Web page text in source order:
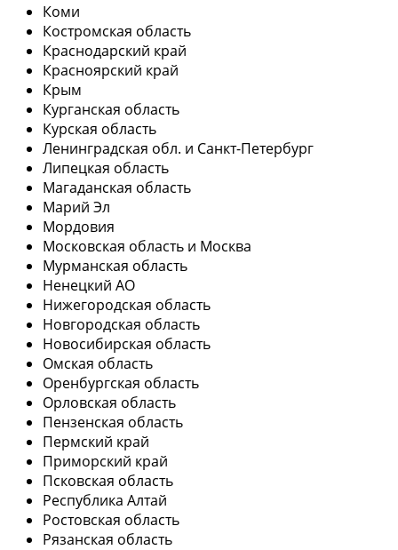
Коми
Костромская область
Краснодарский край
Красноярский край
Крым
Курганская область
Курская область
Ленинградская обл. и Санкт-Петербург
Липецкая область
Магаданская область
Марий Эл
Мордовия
Московская область и Москва
Мурманская область
Ненецкий АО
Нижегородская область
Новгородская область
Новосибирская область
Омская область
Оренбургская область
Орловская область
Пензенская область
Пермский край
Приморский край
Псковская область
Республика Алтай
Ростовская область
Рязанская область